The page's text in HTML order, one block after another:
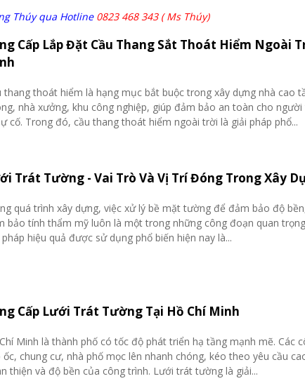
Thúy qua Hotline 0823 468 343 ( Ms Thúy)
Cấp Lắp Đặt Cầu Thang Sắt Thoát Hiểm Ngoài
thang thoát hiểm là hạng mục bắt buộc trong xây dựng nhà cao
nhà xưởng, khu công nghiệp, giúp đảm bảo an toàn cho người
cố. Trong đó, cầu thang thoát hiểm ngoài trời là giải pháp phổ...
Trát Tường - Vai Trò Và Vị Trí Đóng Trong Xây
quá trình xây dựng, việc xử lý bề mặt tường để đảm bảo độ
bảo tính thẩm mỹ luôn là một trong những công đoạn quan
pháp hiệu quả được sử dụng phổ biến hiện nay là...
Cấp Lưới Trát Tường Tại Hồ Chí Minh
Minh là thành phố có tốc độ phát triển hạ tầng mạnh mẽ. Các
ốc, chung cư, nhà phố mọc lên nhanh chóng, kéo theo yêu cầu
thiện và độ bền của công trình. Lưới trát tường là giải...